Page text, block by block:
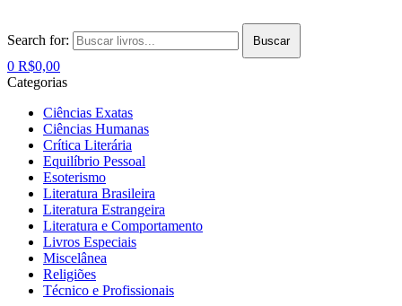
Search for: Buscar
0 R$0,00
Categorias
Ciências Exatas
Ciências Humanas
Crítica Literária
Equilíbrio Pessoal
Esoterismo
Literatura Brasileira
Literatura Estrangeira
Literatura e Comportamento
Livros Especiais
Miscelânea
Religiões
Técnico e Profissionais